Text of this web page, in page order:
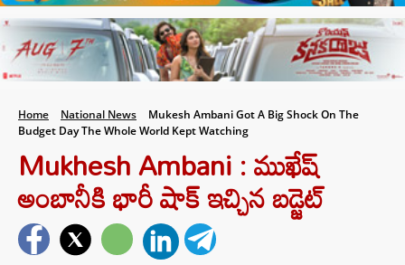
Home National News
Mukesh Ambani Got A Big Shock On The
Budget Day The Whole World Kept Watching
Mukhesh Ambani : ముఖేష్
అంబానీకి భారీ షాక్ ఇచ్చిన బడ్జెట్